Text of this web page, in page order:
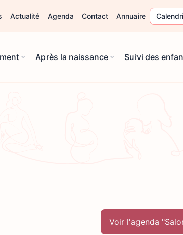
Actualité Agenda Contact Annuaire
Après la naissance Suivi des
Voir l'agenda